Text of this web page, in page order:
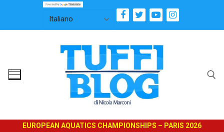
contenuto
EUROPEAN AQUATICS CHAMPIONSHIPS – PARIS 2026